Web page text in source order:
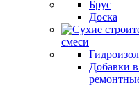
Брус
Доска
смеси
Добавки